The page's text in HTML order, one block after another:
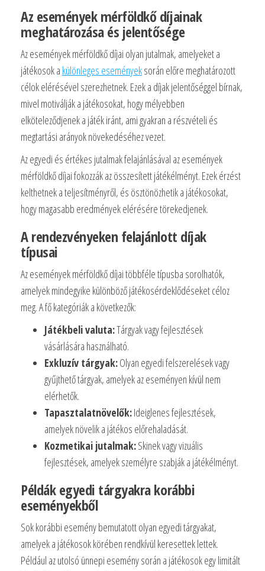
Az események mérföldkő díjainak
meghatározása és jelentősége
Az események mérföldkő díjai olyan jutalmak, amelyeket a
játékosok a különleges eseményeksorán előre meghatározott
célok elérésével szerezhetnek. Ezek a díjak jelentőséggel bírnak,
mivel motiválják a játékosokat, hogy mélyebben
elköteleződjenek a játék iránt, ami gyakran a részvételi és
megtartási arányok növekedéséhez vezet.
Az egyedi és értékes jutalmak felajánlásával az események
mérföldkő díjai fokozzák az összesített játékélményt. Ezek érzést
kelthetnek a teljesítményről, és ösztönözhetik a játékosokat,
hogy magasabb eredmények elérésére törekedjenek.
A rendezvényeken felajánlott díjak
típusai
Az események mérföldkő díjai többféle típusba sorolhatók,
amelyek mindegyike különböző játékosérdeklődéseket céloz
meg. A fő kategóriák a következők:
Játékbeli valuta:Tárgyak vagy fejlesztések
vásárlására használható.
Exkluzív tárgyak:Olyan egyedi felszerelések vagy
gyűjthető tárgyak, amelyek az eseményen kívül nem
elérhetők.
Tapasztalatnövelők:Ideiglenes fejlesztések,
amelyek növelik a játékos előrehaladását.
Kozmetikai jutalmak:Skinek vagy vizuális
fejlesztések, amelyek személyre szabják a játékélményt.
Példák egyedi tárgyakra korábbi
eseményekből
Sok korábbi esemény bemutatott olyan egyedi tárgyakat,
amelyek a játékosok körében rendkívül keresettek lettek.
Például az utolsó ünnepi esemény során a játékosok egy limitált